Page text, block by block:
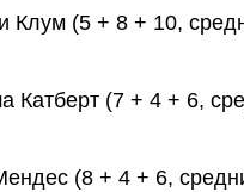
Клум (5 + 8 + 10,
Катберт (7 + 4 + 6,
(8 + 4 + 6,